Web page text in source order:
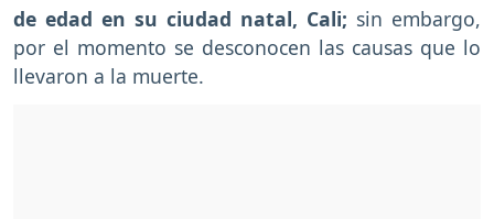
de edad en su ciudad natal, Cali; sin embargo,
por el momento se desconocen las causas que lo
llevaron a la muerte.